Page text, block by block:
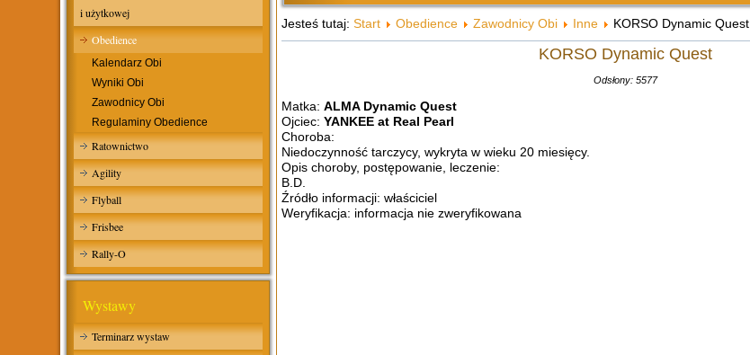
i użytkowej
Obedience
Kalendarz Obi
Wyniki Obi
Zawodnicy Obi
Regulaminy Obedience
Ratownictwo
Agility
Flyball
Frisbee
Rally-O
Wystawy
Terminarz wystaw
Jesteś tutaj:Start Obedience Zawodnicy Obi Inne KORSO Dynamic Quest
KORSO Dynamic Quest
Odsłony: 5577
Matka:ALMA Dynamic Quest
Ojciec:YANKEE at Real Pearl
Choroba:
Niedoczynność tarczycy, wykryta w wieku 20 miesięcy.
Opis choroby, postępowanie, leczenie:
B.D.
Źródło informacji: właściciel
Weryfikacja: informacja nie zweryfikowana